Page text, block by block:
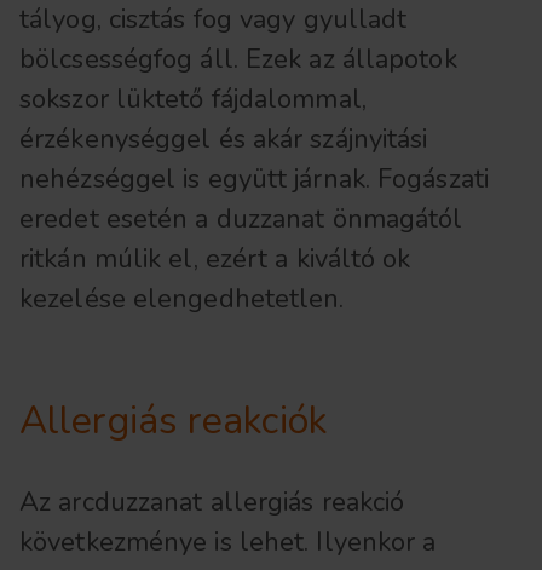
tályog, cisztás fog vagy gyulladt
bölcsességfog áll. Ezek az állapotok
sokszor lüktető fájdalommal,
érzékenységgel és akár szájnyitási
nehézséggel is együtt járnak. Fogászati
eredet esetén a duzzanat önmagától
ritkán múlik el, ezért a kiváltó ok
kezelése elengedhetetlen.
Allergiás reakciók
Az arcduzzanat allergiás reakció
következménye is lehet. Ilyenkor a